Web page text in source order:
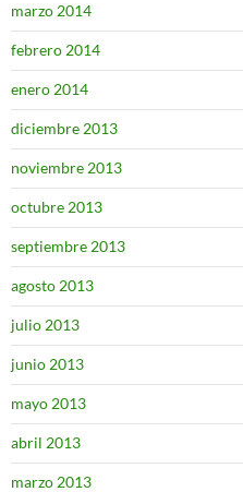
marzo 2014
febrero 2014
enero 2014
diciembre 2013
noviembre 2013
octubre 2013
septiembre 2013
agosto 2013
julio 2013
junio 2013
mayo 2013
abril 2013
marzo 2013